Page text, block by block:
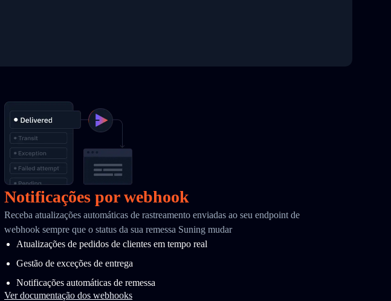
Notificações por webhook
Receba atualizações automáticas de rastreamento enviadas ao seu endpoint de
webhook sempre que o status da sua remessa Suning mudar
Atualizações de pedidos de clientes em tempo real
Gestão de exceções de entrega
Notificações automáticas de remessa
Ver documentação dos webhooks